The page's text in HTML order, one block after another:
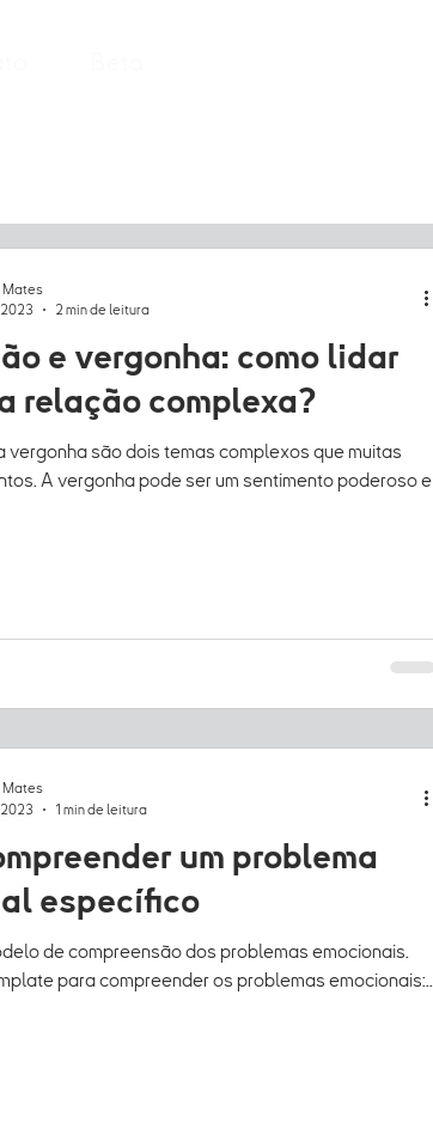
e vergonha: como lidar
relação complexa?
vergonha são dois temas complexos que muitas
A vergonha pode ser um sentimento poderoso e
Mates
2 min de leitura
um problema
específico
de compreensão dos problemas emocionais.
para compreender os problemas emocionais:...
Mates
1 min de leitura